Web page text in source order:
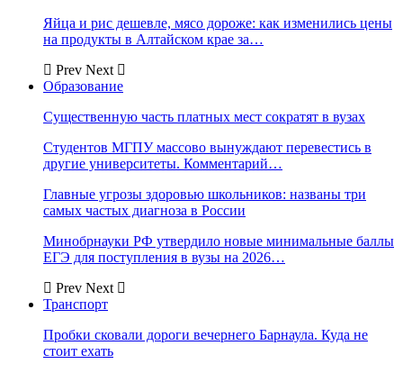
Яйца и рис дешевле, мясо дороже: как изменились цены
на продукты в Алтайском крае за…
Prev Next
Образование
Существенную часть платных мест сократят в вузах
Студентов МГПУ массово вынуждают перевестись в
другие университеты. Комментарий…
Главные угрозы здоровью школьников: названы три
самых частых диагноза в России
Минобрнауки РФ утвердило новые минимальные баллы
ЕГЭ для поступления в вузы на 2026…
Prev Next
Транспорт
Пробки сковали дороги вечернего Барнаула. Куда не
стоит ехать